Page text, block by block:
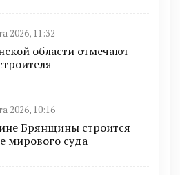
2026, 11:32
области отмечают
2026, 10:16
Брянщины строится
мирового суда